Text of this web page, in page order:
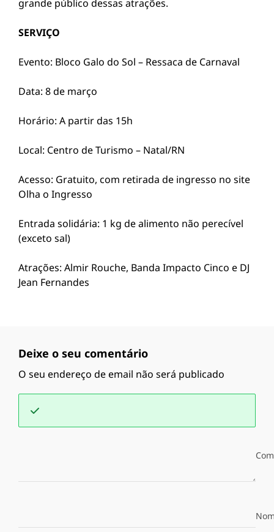
grande público dessas atrações.
SERVIÇO
Evento: Bloco Galo do Sol – Ressaca de Carnaval
Data: 8 de março
Horário: A partir das 15h
Local: Centro de Turismo – Natal/RN
Acesso: Gratuito, com retirada de ingresso no site
Olha o Ingresso
Entrada solidária: 1 kg de alimento não perecível
(exceto sal)
Atrações: Almir Rouche, Banda Impacto Cinco e DJ
Jean Fernandes
Deixe o seu comentário
O seu endereço de email não será publicado